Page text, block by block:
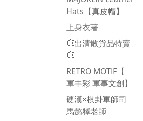
Hats【真皮帽】
上身衣著
💥出清散貨品特賣
💥
RETRO MOTIF【
軍丰彩 軍事文創】
硬漢×棋卦軍師司
馬懿釋老師